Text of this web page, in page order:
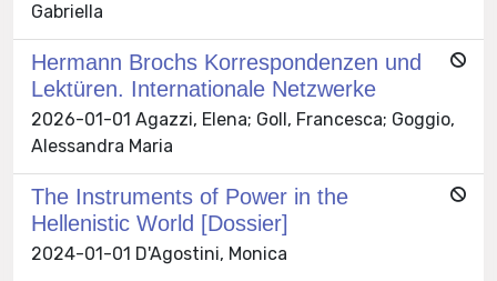
Gabriella
Hermann Brochs Korrespondenzen und
Lektüre­n. Internationale Netzwerke
2026-01-01 Agazzi, Elena; Goll, Francesca; Goggio,
Alessandra Maria
The Instruments of Power in the
Hellenistic World [Dossier]
2024-01-01 D'Agostini, Monica